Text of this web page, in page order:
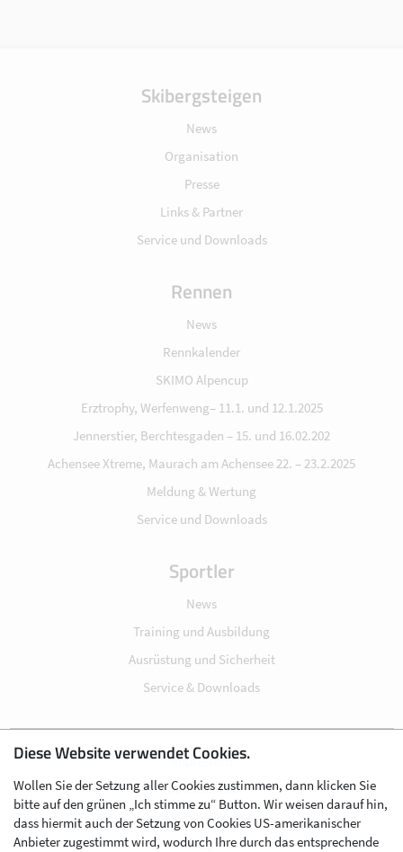
Skibergsteigen
News
Organisation
Presse
Links & Partner
Service und Downloads
Rennen
News
Rennkalender
SKIMO Alpencup
Erztrophy, Werfenweng– 11.1. und 12.1.2025
Jennerstier, Berchtesgaden – 15. und 16.02.202
Achensee Xtreme, Maurach am Achensee 22. – 23.2.2025
Meldung & Wertung
Service und Downloads
Sportler
News
Training und Ausbildung
Ausrüstung und Sicherheit
Service & Downloads
Impressum
Datenschutz
Cookie-Einstellungen
AGB
Diese Website verwendet Cookies.
Wollen Sie der Setzung aller Cookies zustimmen, dann klicken Sie
bitte auf den grünen „Ich stimme zu“ Button. Wir weisen darauf hin,
dass hiermit auch der Setzung von Cookies US-amerikanischer
Anbieter zugestimmt wird, wodurch Ihre durch das entsprechende